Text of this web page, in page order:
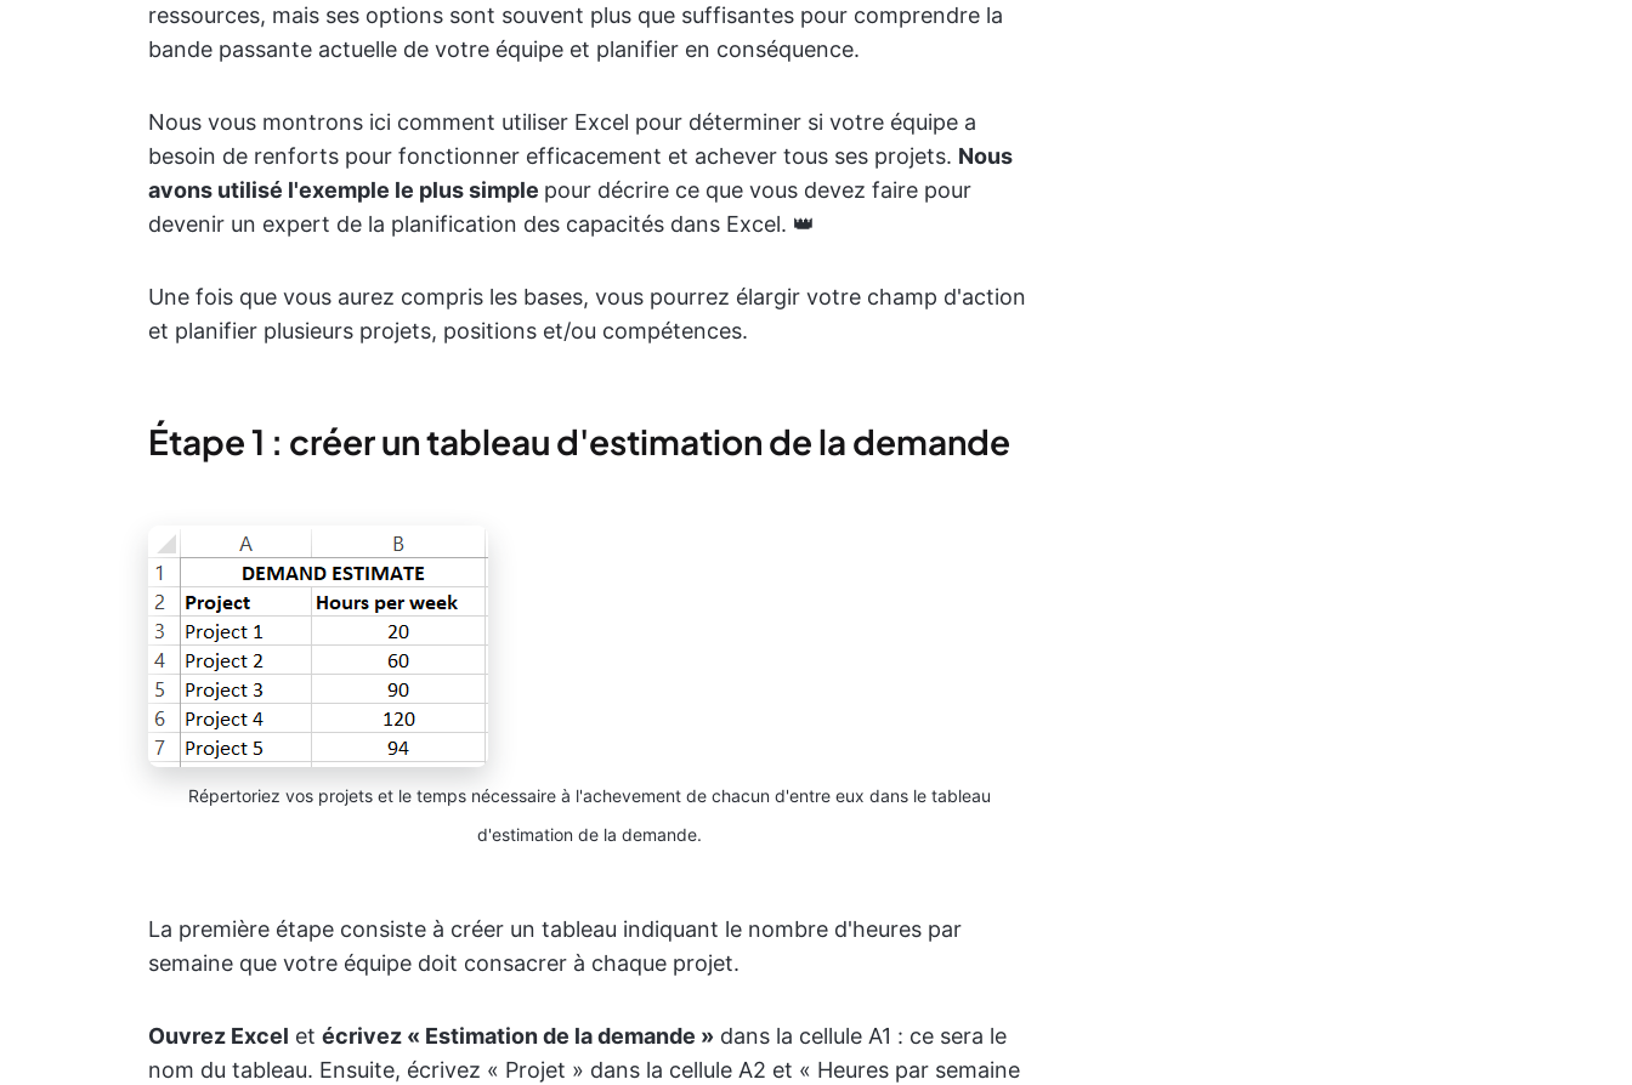
ressources, mais ses options sont souvent plus que suffisantes pour comprendre la
bande passante actuelle de votre équipe et planifier en conséquence.
Nous vous montrons ici comment utiliser Excel pour déterminer si votre équipe a
besoin de renforts pour fonctionner efficacement et achever tous ses projets. Nous
avons utilisé l'exemple le plus simple pour décrire ce que vous devez faire pour
devenir un expert de la planification des capacités dans Excel. 👑
Une fois que vous aurez compris les bases, vous pourrez élargir votre champ d'action
et planifier plusieurs projets, positions et/ou compétences.
Étape 1 : créer un tableau d'estimation de la demande
Répertoriez vos projets et le temps nécessaire à l'achevement de chacun d'entre eux dans le tableau
d'estimation de la demande.
La première étape consiste à créer un tableau indiquant le nombre d'heures par
semaine que votre équipe doit consacrer à chaque projet.
Ouvrez Excel et écrivez « Estimation de la demande » dans la cellule A1 : ce sera le
nom du tableau. Ensuite, écrivez « Projet » dans la cellule A2 et « Heures par semaine